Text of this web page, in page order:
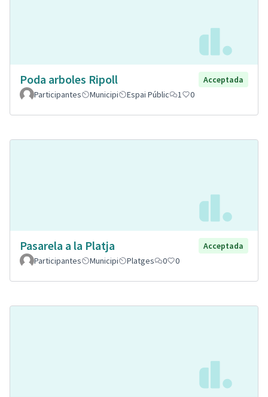
Poda arboles Ripoll
Acceptada
Participantes
Municipi Espai Públic 1 0
Pasarela a la Platja
Acceptada
Participantes
Municipi Platges 0 0